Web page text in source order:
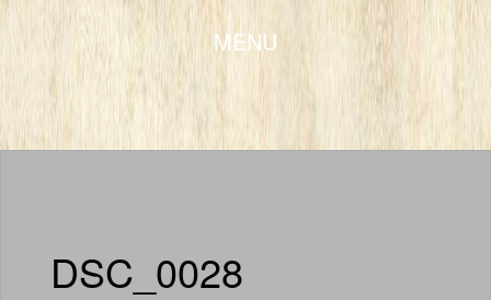
MENU
SKIP TO CONTENT
DSC_0028